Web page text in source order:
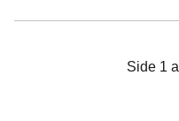
Side 1